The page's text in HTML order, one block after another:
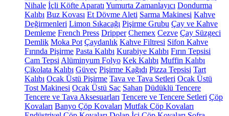
Nihale İçli Köfte Aparatı Yumurta Zamanlayıcı Dondurma
Kalıbı Buz Kovası Et Dövme Aleti Sarma Makinesi Kahve
Değirmenleri Limon Sıkacağı Pişirme Grubu Çay ve Kahve
Demleme French Press Dripper Chemex Cezve Çay Süzgeci
Demlik Moka Pot Çaydanlık Kahve Filtresi Sifon Kahve
Fırında Pişirme Pasta Kalıbı Kurabiye Kalıbı Fırın Tepsisi
Cam Tepsi Alüminyum Folyo Kek Kalıbı Muffin Kalıbı
Çikolata Kalıbı Güveç Pişirme Kağıdı Pizza Tepsisi Tart
Kalıbı Ocak Üstü Pişirme Tava ve Tava Setleri Ocak Üstü
Tost Makinesi Ocak Üstü Sac Sahan Düdüklü Tencere
Tencere ve Tava Aksesuarları Tencere ve Tencere Setleri Çöp
Kovaları Banyo Çöp Kovaları Mutfak Çöp Kovaları